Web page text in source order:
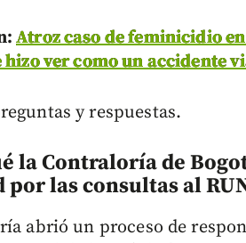
Atroz caso de feminicidio
ver como un accidente
y respuestas.
la Contraloría de
las consultas al
abrió un proceso de